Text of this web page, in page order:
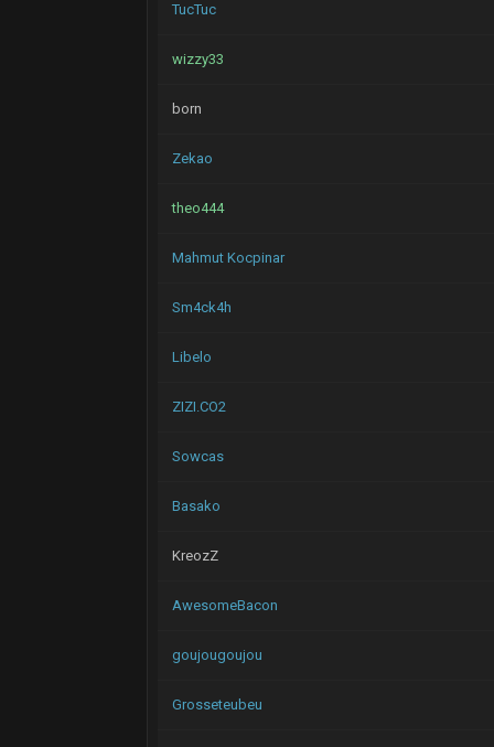
TucTuc
wizzy33
born
Zekao
theo444
Mahmut Kocpinar
Sm4ck4h
Libelo
ZIZI.CO2
Sowcas
Basako
KreozZ
AwesomeBacon
goujougoujou
Grosseteubeu